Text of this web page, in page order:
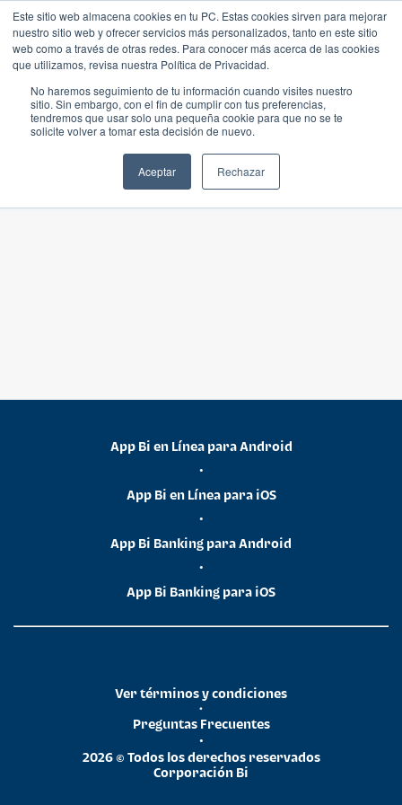
Este sitio web almacena cookies en tu PC. Estas cookies sirven para mejorar
nuestro sitio web y ofrecer servicios más personalizados, tanto en este sitio
web como a través de otras redes. Para conocer más acerca de las cookies
que utilizamos, revisa nuestra Política de Privacidad.
No haremos seguimiento de tu información cuando visites nuestro
sitio. Sin embargo, con el fin de cumplir con tus preferencias,
tendremos que usar solo una pequeña cookie para que no se te
solicite volver a tomar esta decisión de nuevo.
Aceptar Rechazar
App Bi en Línea para Android
•
App Bi en Línea para iOS
•
App Bi Banking para Android
•
App Bi Banking para iOS
2026 © Todos los derechos reservados
Corporación Bi
•
Preguntas Frecuentes
•
Ver términos y condiciones